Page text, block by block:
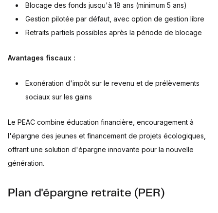
Blocage des fonds jusqu'à 18 ans (minimum 5 ans)
Gestion pilotée par défaut, avec option de gestion libre
Retraits partiels possibles après la période de blocage
Avantages fiscaux :
Exonération d'impôt sur le revenu et de prélèvements
sociaux sur les gains
Le PEAC combine éducation financière, encouragement à
l'épargne des jeunes et financement de projets écologiques,
offrant une solution d'épargne innovante pour la nouvelle
génération.
Plan d'épargne retraite (PER)